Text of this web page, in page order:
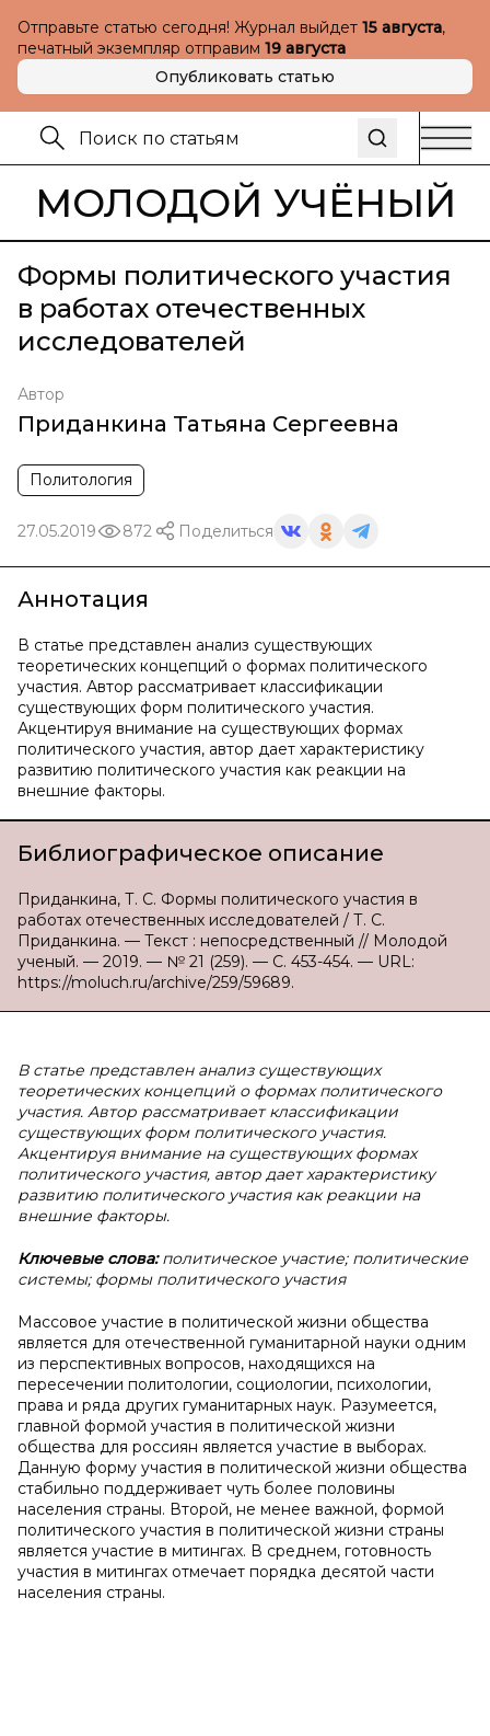
Отправьте статью сегодня! Журнал выйдет 15 августа,
печатный экземпляр отправим 19 августа
Опубликовать статью
МОЛОДОЙ УЧЁНЫЙ
Формы политического участия
в работах отечественных
исследователей
Автор
Приданкина Татьяна Сергеевна
Политология
27.05.2019 872 Поделиться
Аннотация
В статье представлен анализ существующих
теоретических концепций о формах политического
участия. Автор рассматривает классификации
существующих форм политического участия.
Акцентируя внимание на существующих формах
политического участия, автор дает характеристику
развитию политического участия как реакции на
внешние факторы.
Библиографическое описание
Приданкина, Т. С. Формы политического участия в
работах отечественных исследователей / Т. С.
Приданкина. — Текст : непосредственный // Молодой
ученый. — 2019. — № 21 (259). — С. 453-454. — URL:
https://moluch.ru/archive/259/59689.
В статье представлен анализ существующих
теоретических концепций о формах политического
участия. Автор рассматривает классификации
существующих форм политического участия.
Акцентируя внимание на существующих формах
политического участия, автор дает характеристику
развитию политического участия как реакции на
внешние факторы.
Ключевые слова:политическое участие; политические
системы; формы политического участия
Массовое участие в политической жизни общества
является для отечественной гуманитарной науки одним
из перспективных вопросов, находящихся на
пересечении политологии, социологии, психологии,
права и ряда других гуманитарных наук. Разумеется,
главной формой участия в политической жизни
общества для россиян является участие в выборах.
Данную форму участия в политической жизни общества
стабильно поддерживает чуть более половины
населения страны. Второй, не менее важной, формой
политического участия в политической жизни страны
является участие в митингах. В среднем, готовность
участия в митингах отмечает порядка десятой части
населения страны.